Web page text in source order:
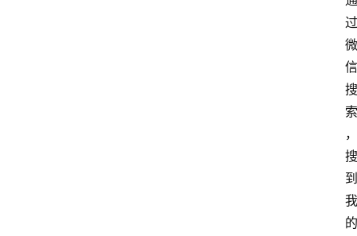
过
微
信
搜
索
，
搜
到
我
的